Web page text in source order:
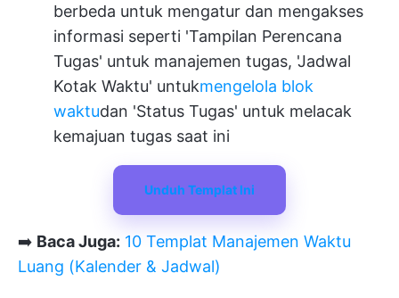
berbeda untuk mengatur dan mengakses
informasi seperti 'Tampilan Perencana
Tugas' untuk manajemen tugas, 'Jadwal
Kotak Waktu' untukmengelola blok
waktudan 'Status Tugas' untuk melacak
kemajuan tugas saat ini
Unduh Templat Ini
➡️ Baca Juga: 10 Templat Manajemen Waktu
Luang (Kalender & Jadwal)